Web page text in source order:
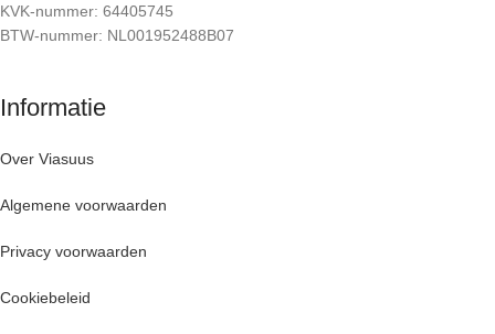
KVK-nummer: 64405745
BTW-nummer: NL001952488B07
Informatie
Over Viasuus
Algemene voorwaarden
Privacy voorwaarden
Cookiebeleid